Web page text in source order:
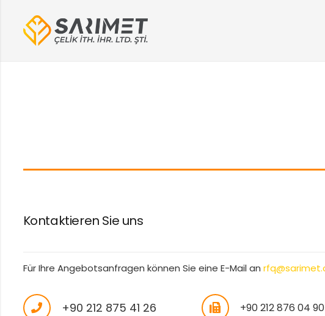
Kontaktieren Sie uns
Für Ihre Angebotsanfragen können Sie eine E-Mail an
+90 212 875 41 26 +90 212 876 04 90